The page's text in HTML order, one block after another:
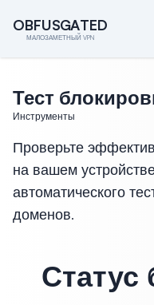
O
OB
BF
FU
US
SG
GA
AT
TE
ED
D
МАЛОЗАМЕТНЫЙ VPN
Тест
Инструменты
Проверьте
на вашем
автоматического
доменов.
Статус